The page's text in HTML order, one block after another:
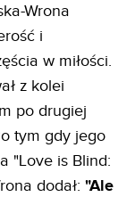
Wrona
i
w miłości.
z kolei
po drugiej
tym gdy jego
"Love is Blind:
dodał: "Ale